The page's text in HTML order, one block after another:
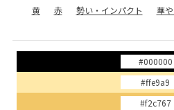
黄
赤 勢い・インパクト 華
#000000
#ffe9a9
#f2c767